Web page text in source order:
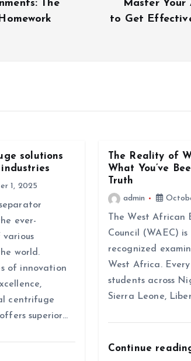
The
Master Your
to Get
solutions
1, 2025
ever-
various
world.
of innovation
centrifuge
superior…
The Reality of
What You’ve
Truth
admin
The West African
Council (WAEC)
recognized
West Africa.
students across
Sierra Leone,
Continue